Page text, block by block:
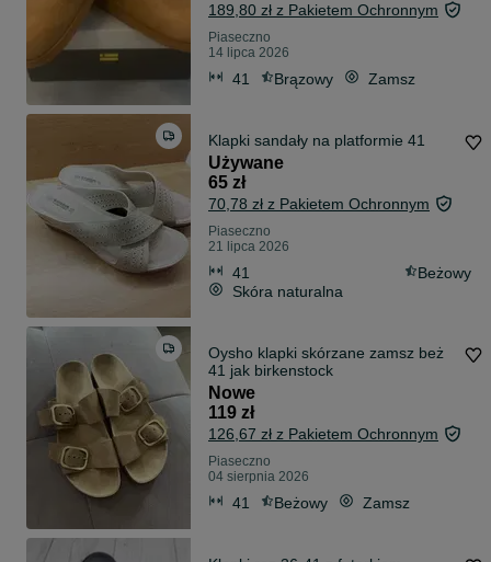
189,80 zł z Pakietem Ochronnym
Piaseczno
14 lipca 2026
41 Brązowy Zamsz
Klapki sandały na platformie 41
Używane
65 zł
70,78 zł z Pakietem Ochronnym
Piaseczno
21 lipca 2026
41
Beżowy
Skóra naturalna
Oysho klapki skórzane zamsz beż
41 jak birkenstock
Nowe
119 zł
126,67 zł z Pakietem Ochronnym
Piaseczno
04 sierpnia 2026
41 Beżowy Zamsz